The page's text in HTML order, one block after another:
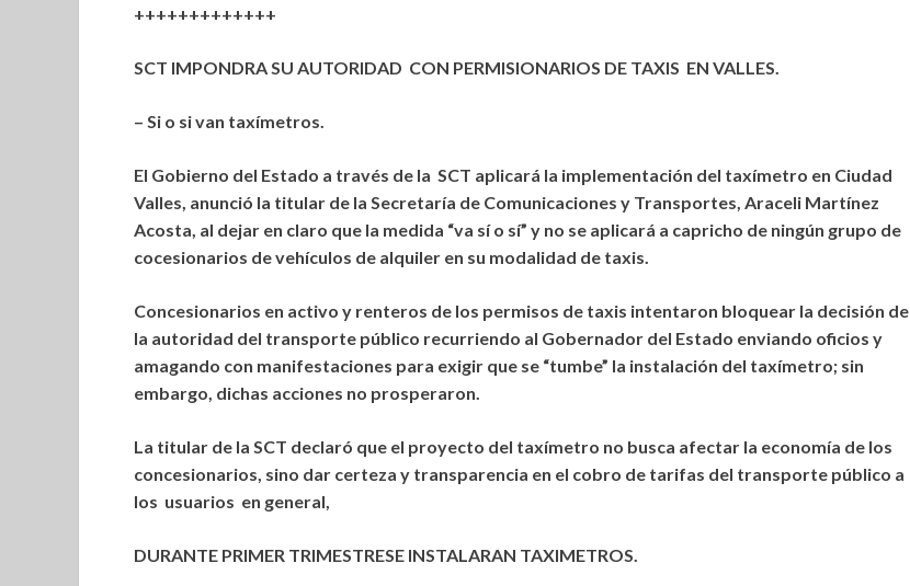
+++++++++++++
SCT IMPONDRA SU AUTORIDAD CON PERMISIONARIOS DE TAXIS EN VALLES.
– Si o si van taxímetros.
El Gobierno del Estado a través de la SCT aplicará la implementación del taxímetro en Ciudad
Valles, anunció la titular de la Secretaría de Comunicaciones y Transportes, Araceli Martínez
Acosta, al dejar en claro que la medida “va sí o sí” y no se aplicará a capricho de ningún grupo de
cocesionarios de vehículos de alquiler en su modalidad de taxis.
Concesionarios en activo y renteros de los permisos de taxis intentaron bloquear la decisión de
la autoridad del transporte público recurriendo al Gobernador del Estado enviando oficios y
amagando con manifestaciones para exigir que se “tumbe” la instalación del taxímetro; sin
embargo, dichas acciones no prosperaron.
La titular de la SCT declaró que el proyecto del taxímetro no busca afectar la economía de los
concesionarios, sino dar certeza y transparencia en el cobro de tarifas del transporte público a
los usuarios en general,
DURANTE PRIMER TRIMESTRESE INSTALARAN TAXIMETROS.